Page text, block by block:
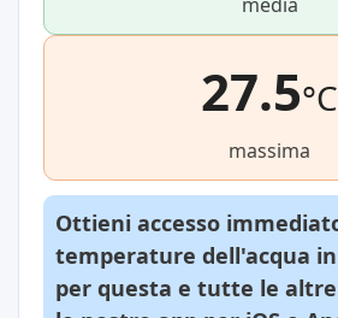
27.5°C
massima
Ottieni accesso
temperature dell'acqua
per questa e tutte le